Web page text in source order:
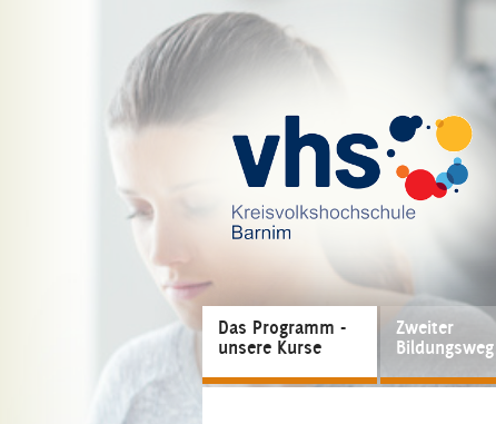
Das Programm -
unsere Kurse
Zweiter
Bildungsweg